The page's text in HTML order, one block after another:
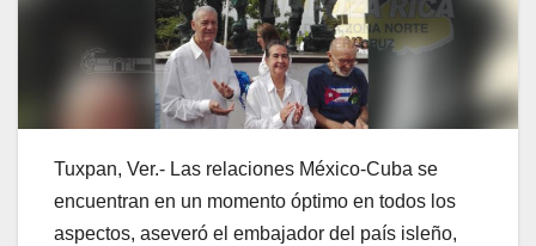
Tuxpan, Ver.- Las relaciones México-Cuba se
encuentran en un momento óptimo en todos los
aspectos, aseveró el embajador del país isleño,